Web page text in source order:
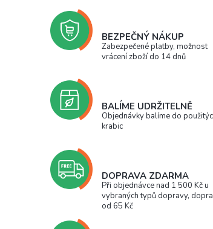
BEZPEČNÝ NÁKUP
Zabezpečené platby, možnost
vrácení zboží do 14 dnů
BALÍME UDRŽITELNĚ
Objednávky balíme do
krabic
DOPRAVA ZDARMA
Při objednávce nad 1 500 Kč u
vybraných typů dopravy,
od 65 Kč